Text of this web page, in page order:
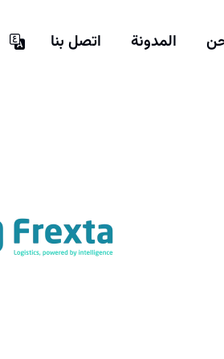
المدونة اتصل بنا